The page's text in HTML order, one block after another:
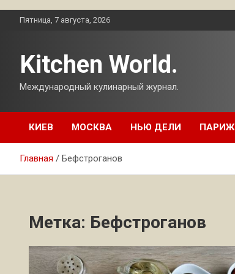
ПерейтиПятница, 7 августа, 2026
Kitchen World.
Международный кулинарный журнал.
КИЕВ МОСКВА НЬЮ ДЕЛИ ПАРИЖ
Главная Бефстроганов
Метка: Бефстроганов